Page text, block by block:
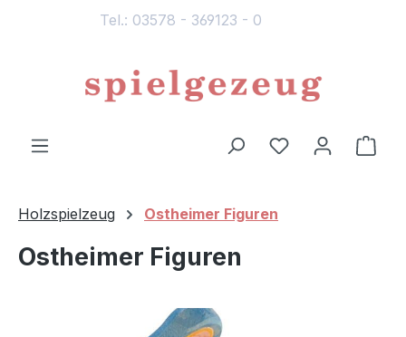
Tel.: 03578 - 369123 - 0
Du hast 0
Holzspielzeug Ostheimer Figuren
Ostheimer Figuren